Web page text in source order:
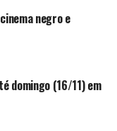
negro e
domingo (16/11) em